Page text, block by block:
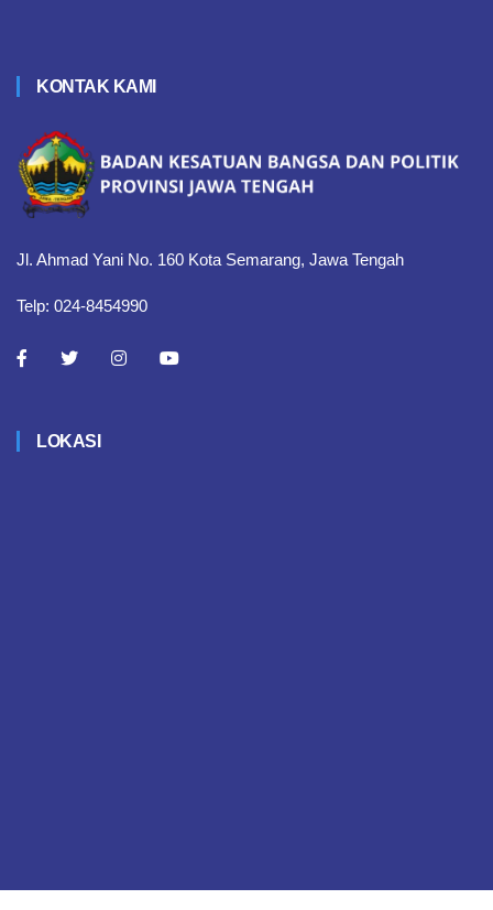
KONTAK KAMI
Jl. Ahmad Yani No. 160 Kota Semarang, Jawa Tengah
Telp: 024-8454990
LOKASI